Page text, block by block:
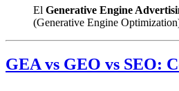
El Generative Engine
(Generative Engine
GEA vs GEO vs SEO: